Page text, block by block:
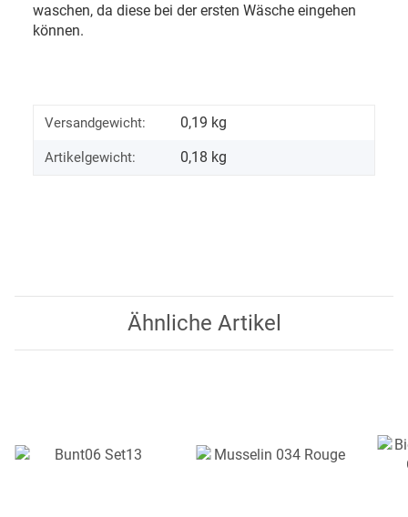
waschen, da diese bei der ersten Wäsche eingehen
können.
Versandgewicht: 0,19 kg
Artikelgewicht: 0,18 kg
Ähnliche Artikel